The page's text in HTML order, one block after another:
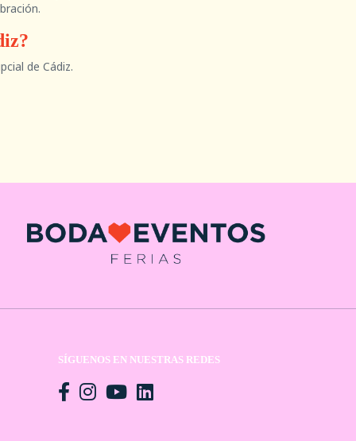
de Cádiz.
SÍGUENOS EN NUESTRAS REDES